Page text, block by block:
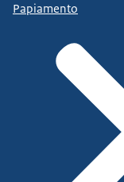
Papiamento